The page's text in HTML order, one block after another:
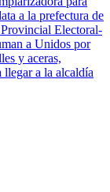
a la prefectura de
Electoral-
a Unidos por
y aceras,
llegar a la alcaldía